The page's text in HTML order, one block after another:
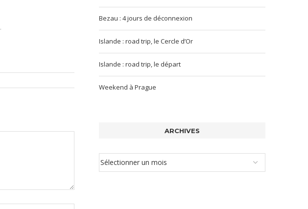
Bezau : 4 jours de déconnexion
Islande : road trip, le Cercle d’Or
Islande : road trip, le départ
Weekend à Prague
ARCHIVES